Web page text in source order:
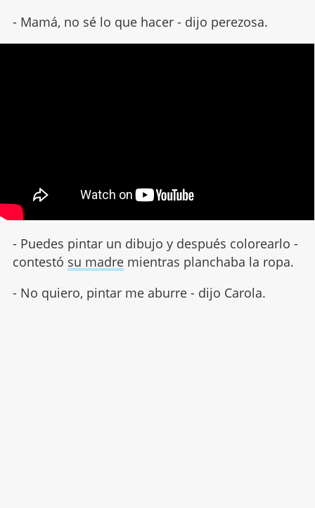
- Mamá, no sé lo que hacer - dijo perezosa.
- Puedes pintar un dibujo y después colorearlo -
contestó su madremientras planchaba la ropa.
- No quiero, pintar me aburre - dijo Carola.